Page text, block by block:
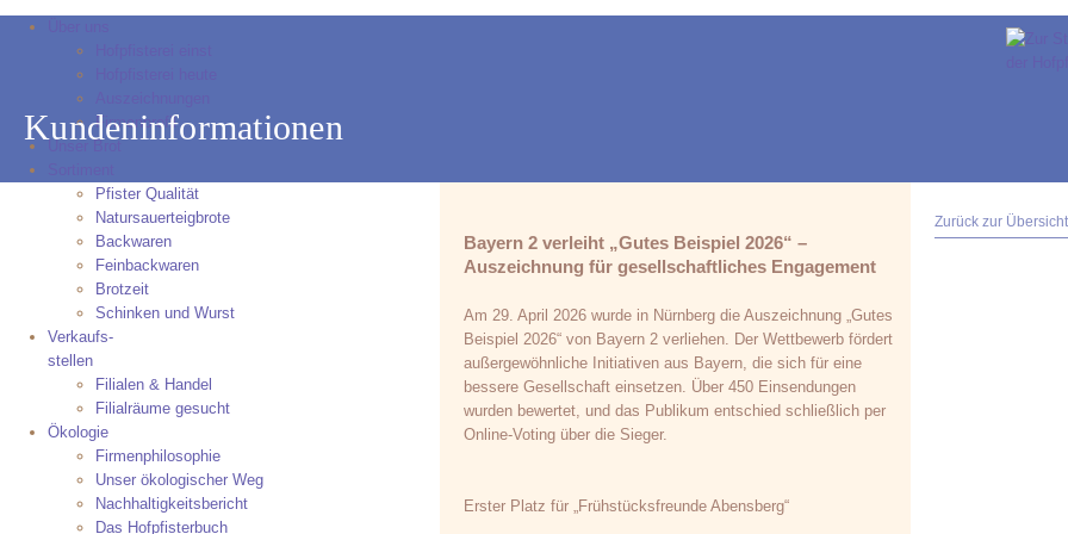
Firmenprofil
Pfister Qualität
Natursauerteigbrote
Backwaren
Feinbackwaren
Brotzeit
Schinken und Wurst
Verkaufs-
stellen
Filialen & Handel
Filialräume gesucht
Ökologie
Firmenphilosophie
Unser ökologischer Weg
Nachhaltigkeitsbericht
Das Hofpfisterbuch
Kundeninformationen
Bayern 2 verleiht „Gutes Beispiel 2026“ –
Auszeichnung für gesellschaftliches Engagement
Am 29. April 2026 wurde in Nürnberg die Auszeichnung „Gutes
Beispiel 2026“ von Bayern 2 verliehen. Der Wettbewerb fördert
außergewöhnliche Initiativen aus Bayern, die sich für eine
bessere Gesellschaft einsetzen. Über 450 Einsendungen
wurden bewertet, und das Publikum entschied schließlich per
Online-Voting über die Sieger.
Erster Platz für „Frühstücksfreunde Abensberg“
Zurück zur